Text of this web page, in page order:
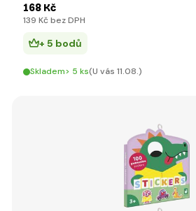
168 Kč
139 Kč bez DPH
+ 5 bodů
Skladem> 5 ks(U vás 11.08.)